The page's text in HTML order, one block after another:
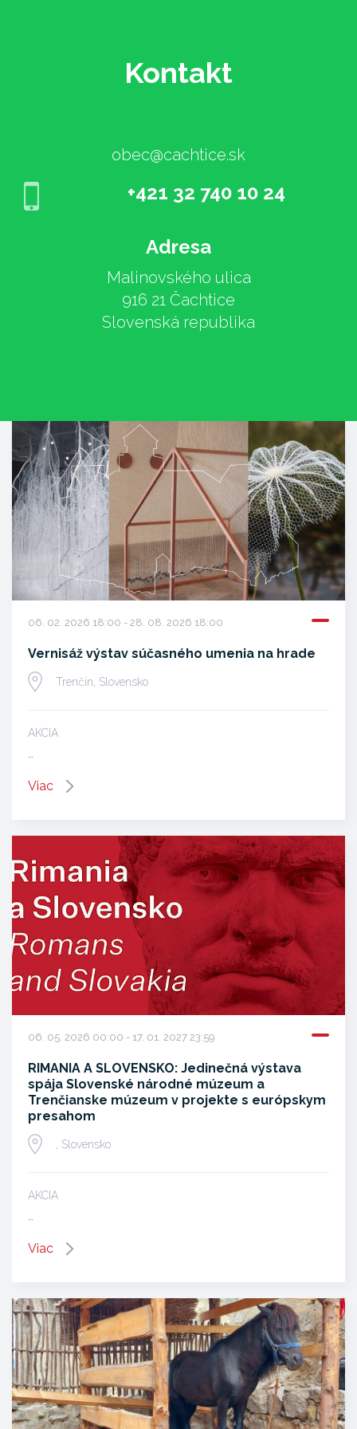
Kontakt
obec@cachtice.sk
+421 32 740 10 24
Adresa
Malinovského ulica
916 21 Čachtice
Slovenská republika
06. 02. 2026 18:00 - 28. 08. 2026 18:00
Vernisáž výstav súčasného umenia na hrade
Trenčín, Slovensko
AKCIA
Viac
06. 05. 2026 00:00 - 17. 01. 2027 23:59
RIMANIA A SLOVENSKO: Jedinečná výstava
spája Slovenské národné múzeum a
Trenčianske múzeum v projekte s európskym
presahom
, Slovensko
AKCIA
…
Viac